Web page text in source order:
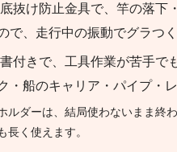
抜け防止金具で、竿の落
で、走行中の振動でグラつ
付きで、工具作業が苦手で
・船のキャリア・パイプ・
ルダーは、結局使わないまま終
長く使えます。